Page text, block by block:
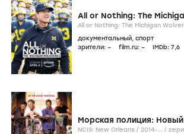
All or Nothing: The
документальный, спорт
зрители: – film.ru: – IMDb: 7,6
Морская полиция:
NCIS: New Orleans / 2014-... /